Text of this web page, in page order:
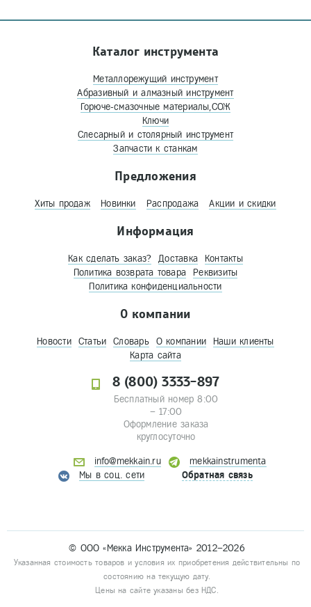
Каталог инструмента
Металлорежущий инструмент
Абразивный и алмазный инструмент
Горюче-смазочные материалы,СОЖ
Ключи
Слесарный и столярный инструмент
Запчасти к станкам
Предложения
Хиты продаж Новинки Распродажа Акции и скидки
Информация
Как сделать заказ? Доставка
Контакты
Политика возврата товара
Реквизиты
Политика конфиденциальности
О компании
Новости Статьи Словарь О компании
Наши клиенты
Карта сайта
8 (800) 3333-897
Бесплатный номер 8:00
– 17:00
Оформление заказа
круглосуточно
info@mekkain.ru
mekkainstrumenta
Мы в соц. сети
Обратная связь
© ООО «Мекка Инструмента» 2012–2026
Указанная стоимость товаров и условия их приобретения действительны по
состоянию на текущую дату.
Цены на сайте указаны без НДС.